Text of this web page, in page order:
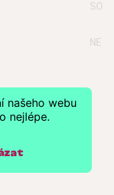
našeho webu
nejlépe.
SO
NE